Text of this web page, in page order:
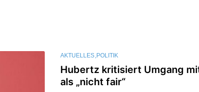
AKTUELLES POLITIK
Hubertz kritisiert Umgang
als „nicht fair“